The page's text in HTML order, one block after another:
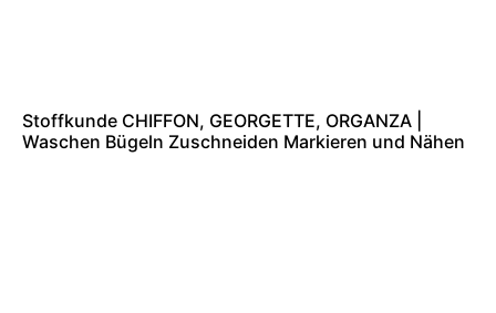
Stoffkunde CHIFFON, GEORGETTE, ORGANZA |
Waschen Bügeln Zuschneiden Markieren und Nähen